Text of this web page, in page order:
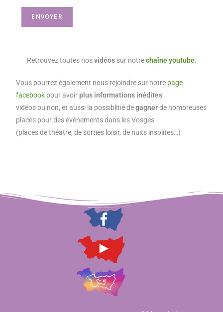
ENVOYER
Retrouvez toutes nosvidéossur notrechaîne youtube.
Vous pourrez également nous rejoindre sur notre page
facebook pour avoir plus informations inédites
vidéos ou non, et aussi la possiblitié degagnerde nombreuses
places pour des événements dans les Vosges
(places de théatre, de sorties loisir, de nuits insolites…)